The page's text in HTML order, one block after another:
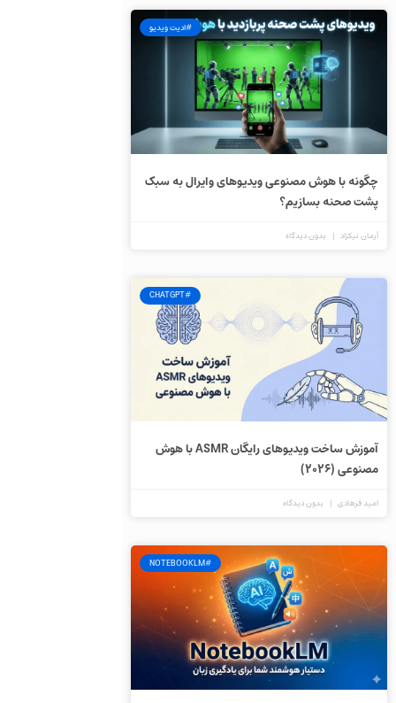
#ادیت ویدیو
چگونه با هوش مصنوعی ویدیوهای وایرال به سبک
پشت صحنه بسازیم؟
آرمان نیکزاد بدون دیدگاه
#CHATGPT
آموزش ساخت ویدیوهای رایگان ASMR با هوش
مصنوعی (۲۰۲۶)
امید فرهادی بدون دیدگاه
#NOTEBOOKLM